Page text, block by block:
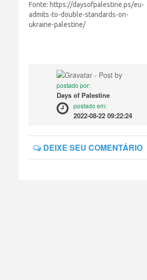
Fonte: https://daysofpalestine.ps/eu-
admits-to-double-standards-on-
ukraine-palestine/
postado por:
Days of Palestine
postado em:
2022-08-22 09:22:24
DEIXE SEU COMENTÁRIO